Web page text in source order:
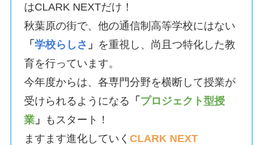
はCLARK NEXTだけ！
秋葉原の街で、他の通信制高等学校にはない
「学校らしさ 」 を重視し、尚且つ特化した教
育を行っています。
今年度からは、各専門分野を横断して授業が
受けられるようになる 「 プロジェクト型授
業 」
もスタート！
ますます進化していくCLARK NEXT